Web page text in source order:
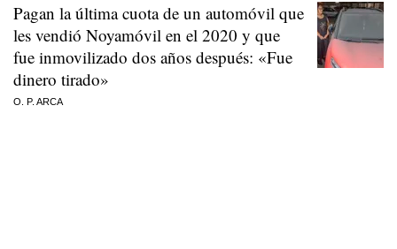
Pagan la última cuota de un automóvil que
les vendió Noyamóvil en el 2020 y que
fue inmovilizado dos años después: «Fue
dinero tirado»
O. P. ARCA